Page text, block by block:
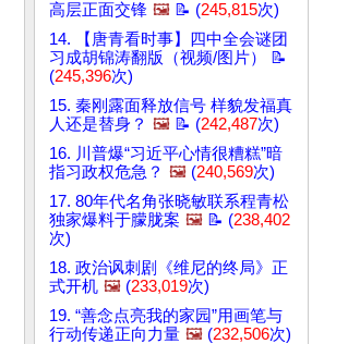
高层正面交锋 🖼️ 📝 (245,815次)
14. 【唐青看时事】四中全会谜团
习成胡锦涛翻版（视频/图片） 📝
(245,396次)
15. 秦刚露面释放信号 样貌发福真
人还是替身？ 🖼️ 📝 (242,487次)
16. 川普爆“习近平心情很糟糕”暗
指习政权危急？ 🖼️ (240,569次)
17. 80年代名角张晓敏联系程青松
独家爆料于朦胧案 🖼️ 📝 (238,402
次)
18. 政治讽刺剧《维尼的终局》正
式开机 🖼️ (233,019次)
19. “善念点亮我的家园”用画笔与
行动传递正向力量 🖼️ (232,506次)